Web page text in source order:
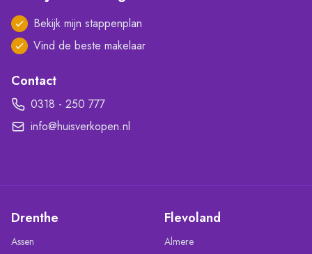
Bekijk mijn stappenplan
Vind de beste makelaar
Contact
0318 - 250 777
info@huisverkopen.nl
Drenthe
Assen
Flevoland
Almere